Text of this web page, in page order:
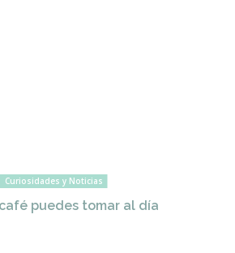
Curiosidades y Noticias
puedes tomar al día